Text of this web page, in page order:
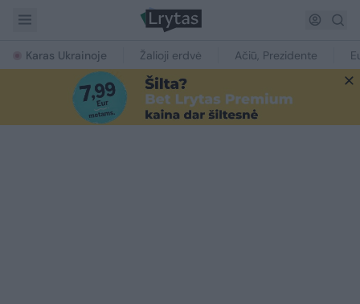
Karas Ukrainoje Žalioji erdvė Ačiū, Prezidente